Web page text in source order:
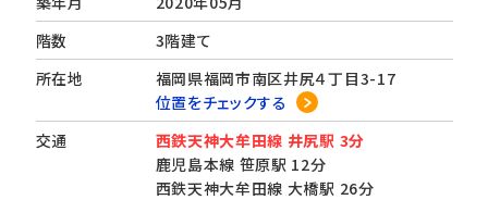
階数
3階建て
所在地
福岡県福岡市南区井尻４丁目3-17
位置をチェックする
交通
西鉄天神大牟田線 井尻駅 3分
鹿児島本線 笹原駅 12分
西鉄天神大牟田線 大橋駅 26分